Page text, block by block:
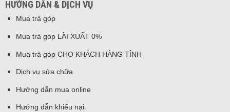
HƯỚNG DẪN & DỊCH VỤ
Mua trả góp
Mua trả góp LÃI XUẤT 0%
Mua trả góp CHO KHÁCH HÀNG TỈNH
Dịch vụ sửa chữa
Hướng dẫn mua online
Hướng dẫn khiếu nại